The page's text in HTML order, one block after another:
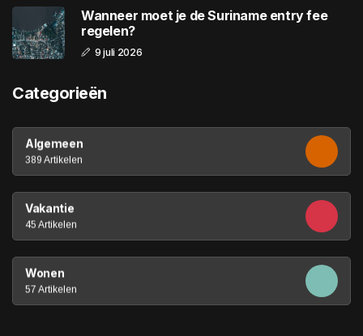
Wanneer moet je de Suriname entry fee
regelen?
9 juli 2026
Categorieën
Algemeen
389 Artikelen
Vakantie
45 Artikelen
Wonen
57 Artikelen